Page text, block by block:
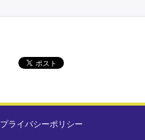
プライバシーポリシー